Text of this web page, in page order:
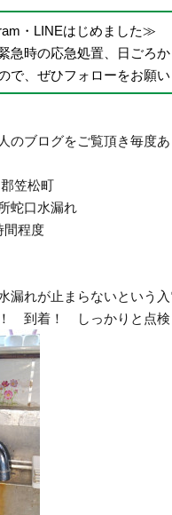
・LINEはじめました≫
急時の応急処置、日ごろ
で、ぜひフォローをお願い
のブログをご覧頂き毎度
笠松町
蛇口水漏れ
間程度
漏れが止まらないという入
到着！ しっかりと点検